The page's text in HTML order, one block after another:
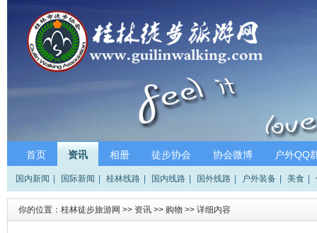
首页 资讯 相册 徒步协会 协会微博 户外QQ
国内新闻 国际新闻 桂林线路 国内线路 国外线路 户外装备 美食
你的位置： 桂林徒步旅游网 >> 资讯 >> 购物 >> 详细内容